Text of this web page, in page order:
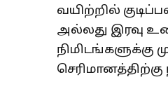
வயிற்றில்
அல்லது இரவு
நிமிடங்களுக்கு